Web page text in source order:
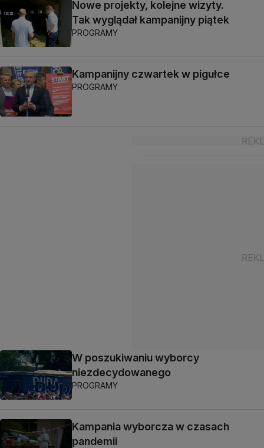
Nowe projekty, kolejne wizyty.
Tak wyglądał kampanijny piątek
PROGRAMY
Kampanijny czwartek w pigułce
PROGRAMY
W poszukiwaniu wyborcy
niezdecydowanego
PROGRAMY
Kampania wyborcza w czasach
pandemii